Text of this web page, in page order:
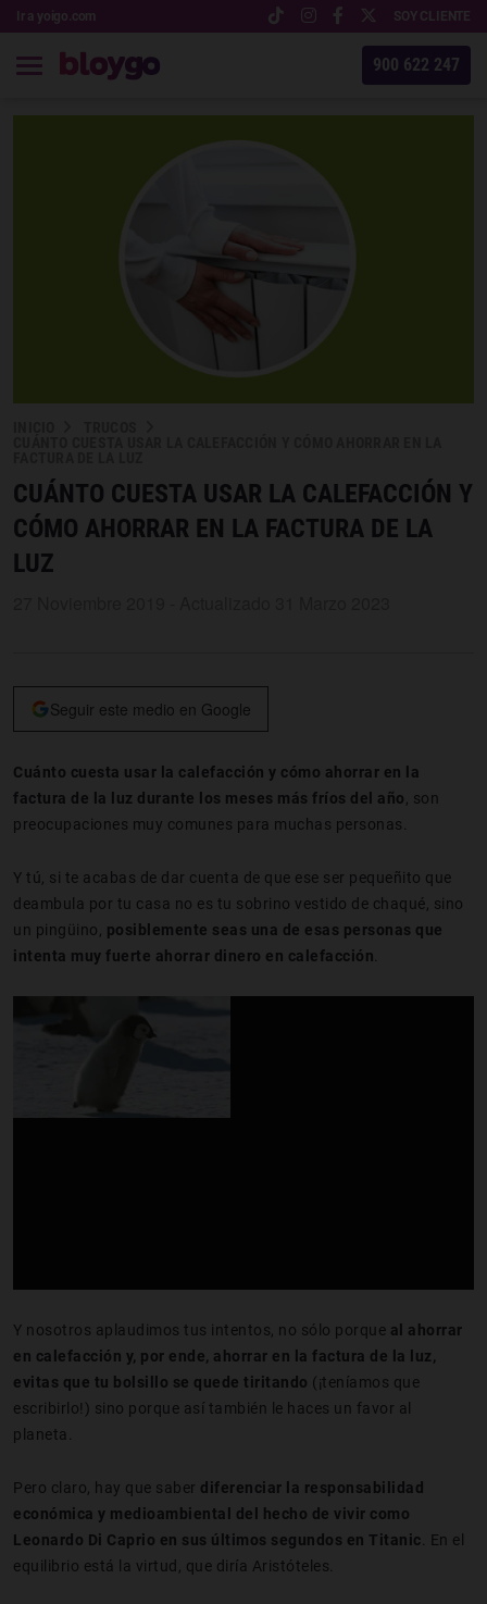
Ir a yoigo.com SOY CLIENTE
900 622 247
CUÁNTO CUESTA USAR LA CALEFACCIÓN Y
CÓMO AHORRAR EN LA FACTURA DE LA
LUZ
Seguir este medio en Google
Cuánto cuesta usar la calefacción y cómo ahorrar en la
factura de la luz durante los meses más fríos del año , son
preocupaciones muy comunes para muchas personas.
Y tú, si te acabas de dar cuenta de que ese ser pequeñito que
deambula por tu casa no es tu sobrino vestido de chaqué, sino
un pingüino, posiblemente seas una de esas personas que
intenta muy fuerte ahorrar dinero en calefacción
Y nosotros aplaudimos tus intentos, no sólo porque al ahorrar
en calefacción y, por ende, ahorrar en la factura de la luz,
evitas que tu bolsillo se quede tiritando (¡teníamos que
escribirlo!) sino porque así también le haces un favor al
planeta.
Pero claro, hay que saber diferenciar la responsabilidad
económica y medioambiental del hecho de vivir como
Leonardo Di Caprio en sus últimos segundos en Titanic . En el
equilibrio está la virtud, que diría Aristóteles.